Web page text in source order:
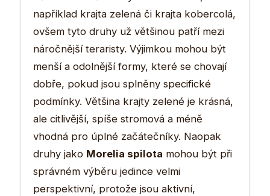
například krajta zelená či krajta kobercolá,
ovšem tyto druhy už většinou patří mezi
náročnější teraristy. Výjimkou mohou být
menší a odolnější formy, které se chovají
dobře, pokud jsou splněny specifické
podmínky. Většina krajty zelené je krásná,
ale citlivější, spíše stromová a méně
vhodná pro úplné začátečníky. Naopak
druhy jako Morelia spilota mohou být při
správném výběru jedince velmi
perspektivní, protože jsou aktivní,